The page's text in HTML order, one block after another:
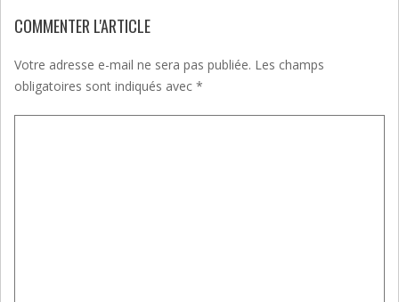
COMMENTER L'ARTICLE
Votre adresse e-mail ne sera pas publiée. Les champs
obligatoires sont indiqués avec *